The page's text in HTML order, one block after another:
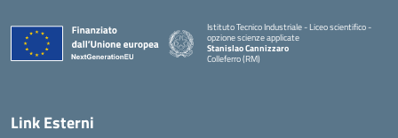
Istituto Tecnico Industriale - Liceo scientifico -
opzione scienze applicate
Stanislao Cannizzaro
Colleferro (RM)
Link Esterni